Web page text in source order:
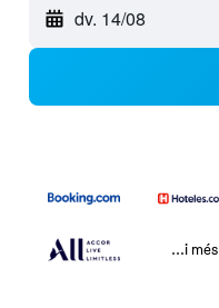
dv. 14/08
...i més